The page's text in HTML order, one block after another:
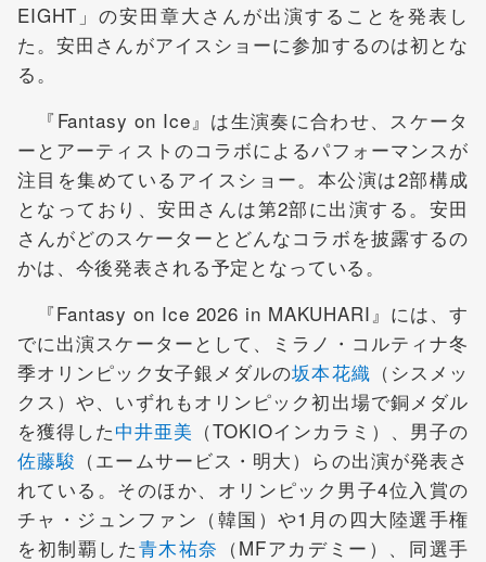
EIGHT」の安田章大さんが出演することを発表し
た。安田さんがアイスショーに参加するのは初とな
る。
『Fantasy on Ice』は生演奏に合わせ、スケータ
ーとアーティストのコラボによるパフォーマンスが
注目を集めているアイスショー。本公演は2部構成
となっており、安田さんは第2部に出演する。安田
さんがどのスケーターとどんなコラボを披露するの
かは、今後発表される予定となっている。
『Fantasy on Ice 2026 in MAKUHARI』には、す
でに出演スケーターとして、ミラノ・コルティナ冬
季オリンピック女子銀メダルの坂本花織 （シスメッ
クス）や、いずれもオリンピック初出場で銅メダル
を獲得した中井亜美 （TOKIOインカラミ）、男子の
佐藤駿 （エームサービス・明大）らの出演が発表さ
れている。そのほか、オリンピック男子4位入賞の
チャ・ジュンファン（韓国）や1月の四大陸選手権
を初制覇した青木祐奈 （MFアカデミー）、同選手